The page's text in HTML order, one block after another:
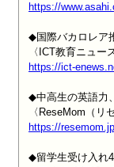
https://
◆国際バカロレア
https://ict-
◆中高生の英語力
https://
◆留学生受け入れ